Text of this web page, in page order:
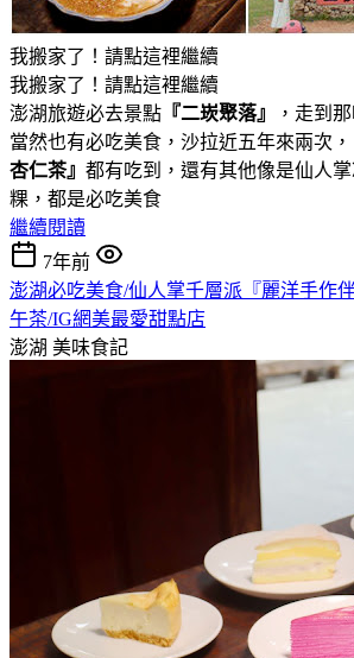
我搬家了！請點這裡繼續
我搬家了！請點這裡繼續
澎湖旅遊必去景點 『二崁聚落』
，走到
當然也有必吃美食，沙拉近五年來兩次，
杏仁茶』 都有吃到，還有其他像是仙人
粿，都是必吃美食
繼續閱讀
7年前
澎湖必吃美食/仙人掌千層派『麗洋手作
午茶/IG網美最愛甜點店
澎湖 美味食記